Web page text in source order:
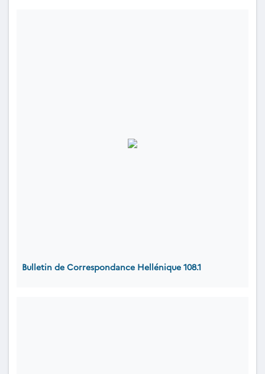
Bulletin de Correspondance Hellénique 108.1